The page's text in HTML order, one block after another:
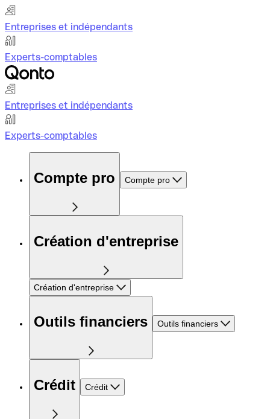
Entreprises et indépendants
Experts-comptables
Entreprises et indépendants
Experts-comptables
Compte pro Compte pro
Création d'entreprise
Création d'entreprise
Outils financiers Outils financiers
Crédit Crédit